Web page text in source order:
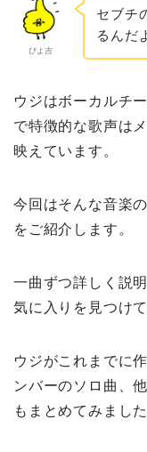
ぴよ吉
セブチ
るんだ
ウジはボーカルチ
で特徴的な歌声は
映えています。
今回はそんな音楽
をご紹介します。
一曲ずつ詳しく説
気に入りを見つけ
ウジがこれまでに
ンバーのソロ曲、
もまとめてみまし